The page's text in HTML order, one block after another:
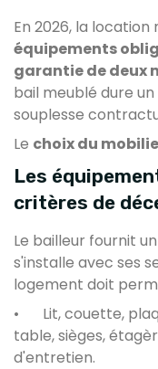
En 2026, la
équipements
garantie de deux
bail meublé dure
souplesse
Le choix du
Les
critères de
Le bailleur fournit un
s'installe avec ses
logement doit
•
Lit, couette,
table, sièges,
d'entretien.